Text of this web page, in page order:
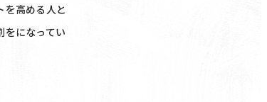
高める人と
をになってい